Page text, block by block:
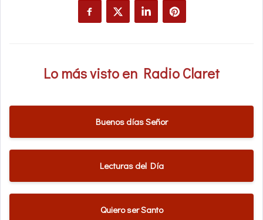
Lo más visto en Radio Claret
Buenos días Señor
Lecturas del Día
Quiero ser Santo